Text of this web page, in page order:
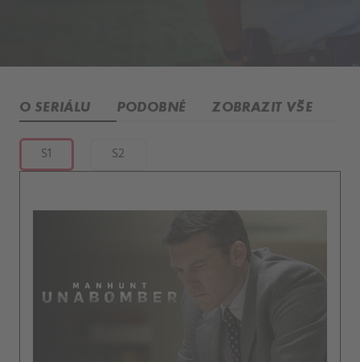
O SERIÁLU PODOBNÉ ZOBRAZIT VŠE
S1 S2